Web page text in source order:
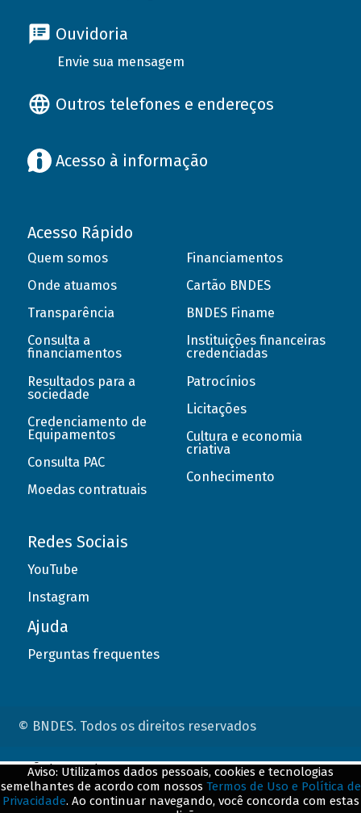
Ouvidoria
Envie sua mensagem
Outros telefones e endereços
Acesso à informação
Acesso Rápido
Quem somos
Onde atuamos
Transparência
Consulta a
financiamentos
Resultados para a
sociedade
Credenciamento de
Equipamentos
Consulta PAC
Moedas contratuais
Financiamentos
Cartão BNDES
BNDES Finame
Instituições financeiras
credenciadas
Patrocínios
Licitações
Cultura e economia
criativa
Conhecimento
Redes Sociais
YouTube
Instagram
Ajuda
Perguntas frequentes
© BNDES. Todos os direitos reservados
Aviso: Utilizamos dados pessoais, cookies e tecnologias
semelhantes de acordo com nossos Termos de Uso e Política de
Privacidade. Ao continuar navegando, você concorda com estas
ConteÃºdo complementar
${title}${badge}